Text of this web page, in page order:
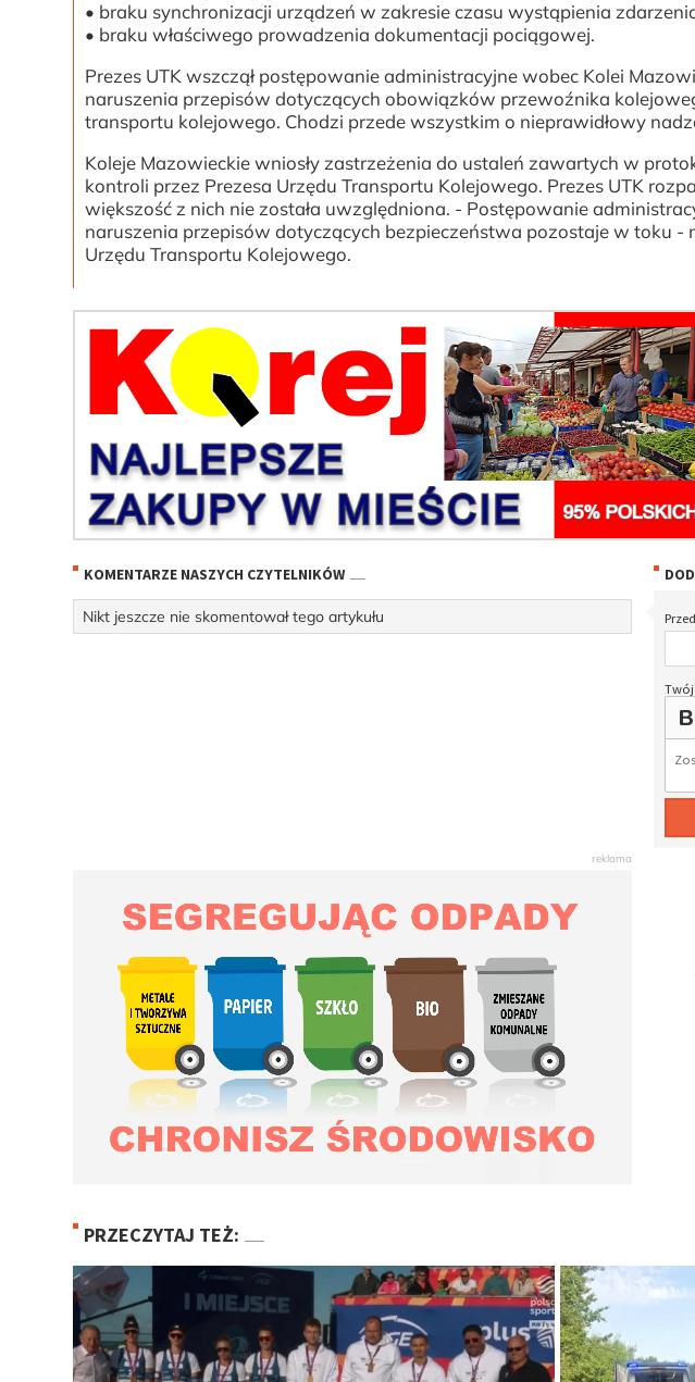
• braku synchronizacji urządzeń w zakresie czasu wystąpienia
• braku właściwego prowadzenia dokumentacji pociągowej.
Prezes UTK wszczął postępowanie administracyjne wobec Kolei
naruszenia przepisów dotyczących obowiązków przewoźnika
transportu kolejowego. Chodzi przede wszystkim o nieprawidłowy
Koleje Mazowieckie wniosły zastrzeżenia do ustaleń zawartych w
kontroli przez Prezesa Urzędu Transportu Kolejowego. Prezes UTK
większość z nich nie została uwzględniona. - Postępowanie
naruszenia przepisów dotyczących bezpieczeństwa pozostaje w toku -
Urzędu Transportu Kolejowego.
KOMENTARZE NASZYCH CZYTELNIKÓW
Nikt jeszcze nie skomentował tego artykułu
PRZECZYTAJ TEŻ: